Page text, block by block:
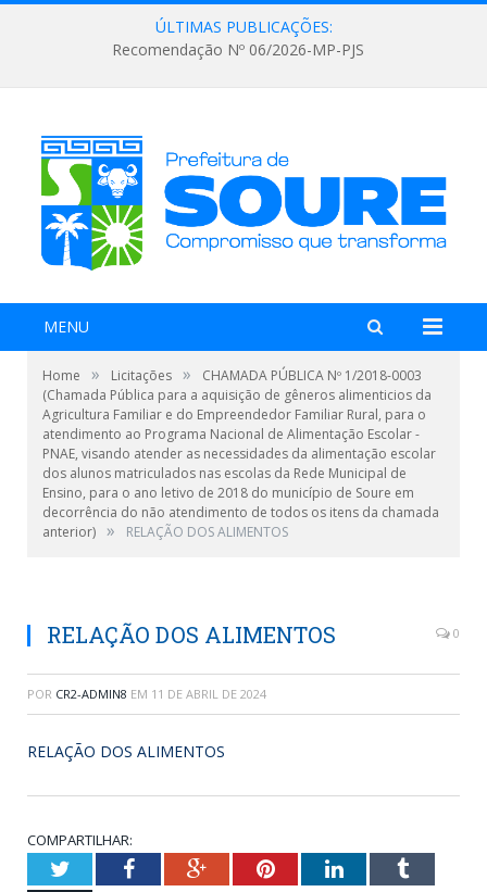
ÚLTIMAS PUBLICAÇÕES:
Recomendação Nº 06/2026-MP-PJS
MENU
Home » Licitações »
CHAMADA PÚBLICA Nº 1/2018-0003
(Chamada Pública para a aquisição de gêneros alimenticios da
Agricultura Familiar e do Empreendedor Familiar Rural, para o
atendimento ao Programa Nacional de Alimentação Escolar -
PNAE, visando atender as necessidades da alimentação escolar
dos alunos matriculados nas escolas da Rede Municipal de
Ensino, para o ano letivo de 2018 do município de Soure em
decorrência do não atendimento de todos os itens da chamada
anterior) » RELAÇÃO DOS ALIMENTOS
RELAÇÃO DOS ALIMENTOS 0
POR CR2-ADMIN8 EM 11 DE ABRIL DE 2024
RELAÇÃO DOS ALIMENTOS
COMPARTILHAR:
TwitterFacebookGoogle+PinterestLinkedInTumblr